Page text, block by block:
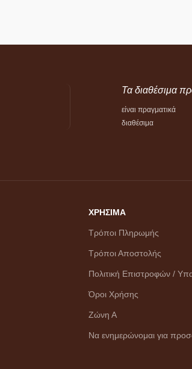
Τα διαθέσιμα
είναι πραγματικά
διαθέσιμα
ΧΡΗΣΙΜΑ
Τρόποι Πληρωμής
Τρόποι Αποστολής
Πολιτική Επιστροφών /
Όροι Χρήσης
Ζώνη Α
Να ενημερώνομαι για